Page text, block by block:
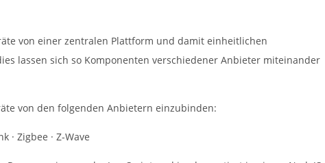
von einer zentralen Plattform und damit einheitlichen
lassen sich so Komponenten verschiedener Anbieter miteinander
von den folgenden Anbietern einzubinden:
· Zigbee · Z-Wave